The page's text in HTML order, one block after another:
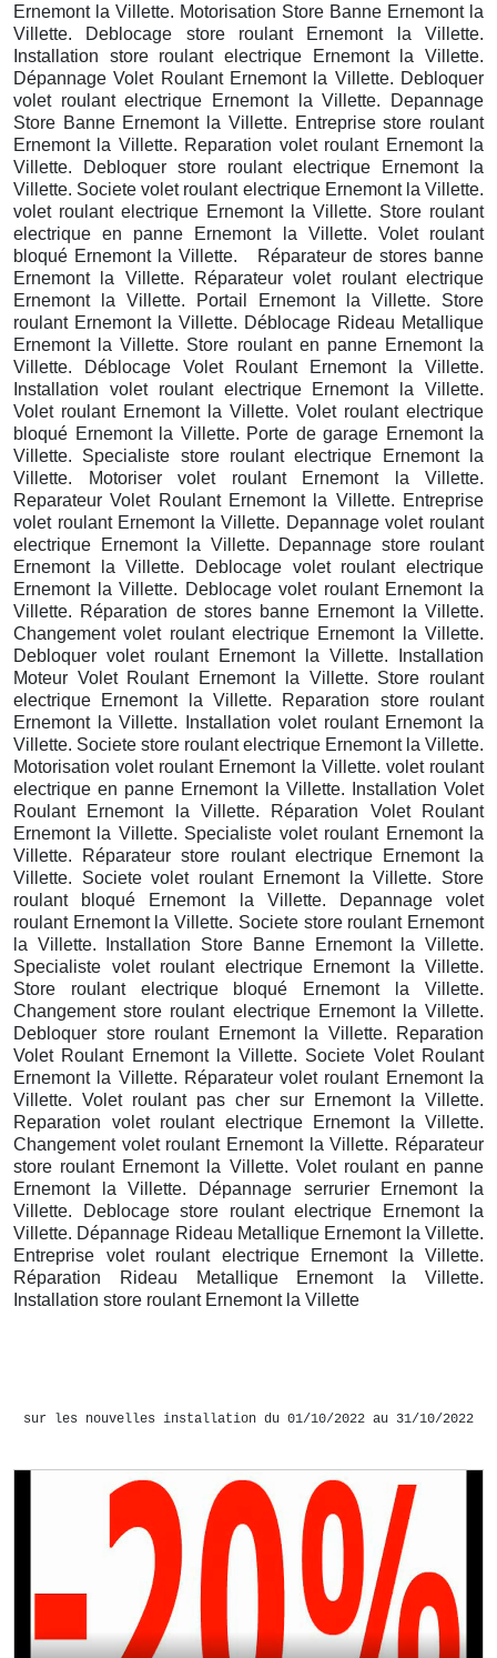
Ernemont la Villette. Motorisation Store Banne Ernemont la
Villette. Deblocage store roulant Ernemont la Villette.
Installation store roulant electrique Ernemont la Villette.
Dépannage Volet Roulant Ernemont la Villette. Debloquer
volet roulant electrique Ernemont la Villette. Depannage
Store Banne Ernemont la Villette. Entreprise store roulant
Ernemont la Villette. Reparation volet roulant Ernemont la
Villette. Debloquer store roulant electrique Ernemont la
Villette. Societe volet roulant electrique Ernemont la Villette.
volet roulant electrique Ernemont la Villette. Store roulant
electrique en panne Ernemont la Villette. Volet roulant
bloqué Ernemont la Villette. Réparateur de stores banne
Ernemont la Villette. Réparateur volet roulant electrique
Ernemont la Villette. Portail Ernemont la Villette. Store
roulant Ernemont la Villette. Déblocage Rideau Metallique
Ernemont la Villette. Store roulant en panne Ernemont la
Villette. Déblocage Volet Roulant Ernemont la Villette.
Installation volet roulant electrique Ernemont la Villette.
Volet roulant Ernemont la Villette. Volet roulant electrique
bloqué Ernemont la Villette. Porte de garage Ernemont la
Villette. Specialiste store roulant electrique Ernemont la
Villette. Motoriser volet roulant Ernemont la Villette.
Reparateur Volet Roulant Ernemont la Villette. Entreprise
volet roulant Ernemont la Villette. Depannage volet roulant
electrique Ernemont la Villette. Depannage store roulant
Ernemont la Villette. Deblocage volet roulant electrique
Ernemont la Villette. Deblocage volet roulant Ernemont la
Villette. Réparation de stores banne Ernemont la Villette.
Changement volet roulant electrique Ernemont la Villette.
Debloquer volet roulant Ernemont la Villette. Installation
Moteur Volet Roulant Ernemont la Villette. Store roulant
electrique Ernemont la Villette. Reparation store roulant
Ernemont la Villette. Installation volet roulant Ernemont la
Villette. Societe store roulant electrique Ernemont la Villette.
Motorisation volet roulant Ernemont la Villette. volet roulant
electrique en panne Ernemont la Villette. Installation Volet
Roulant Ernemont la Villette. Réparation Volet Roulant
Ernemont la Villette. Specialiste volet roulant Ernemont la
Villette. Réparateur store roulant electrique Ernemont la
Villette. Societe volet roulant Ernemont la Villette. Store
roulant bloqué Ernemont la Villette. Depannage volet
roulant Ernemont la Villette. Societe store roulant Ernemont
la Villette. Installation Store Banne Ernemont la Villette.
Specialiste volet roulant electrique Ernemont la Villette.
Store roulant electrique bloqué Ernemont la Villette.
Changement store roulant electrique Ernemont la Villette.
Debloquer store roulant Ernemont la Villette. Reparation
Volet Roulant Ernemont la Villette. Societe Volet Roulant
Ernemont la Villette. Réparateur volet roulant Ernemont la
Villette. Volet roulant pas cher sur Ernemont la Villette.
Reparation volet roulant electrique Ernemont la Villette.
Changement volet roulant Ernemont la Villette. Réparateur
store roulant Ernemont la Villette. Volet roulant en panne
Ernemont la Villette. Dépannage serrurier Ernemont la
Villette. Deblocage store roulant electrique Ernemont la
Villette. Dépannage Rideau Metallique Ernemont la Villette.
Entreprise volet roulant electrique Ernemont la Villette.
Réparation Rideau Metallique Ernemont la Villette.
Installation store roulant Ernemont la Villette
sur les nouvelles installation du 01/10/2022 au 31/10/2022